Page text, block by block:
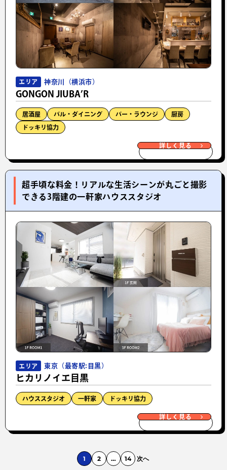
エリア 神奈川（横浜市）
GONGON JIUBA’R
居酒屋 バル・ダイニング バー・ラウンジ 厨房
ドッキリ協力
詳しく見る
超手頃な料金！リアルな生活シーンが丸ごと撮影
できる3階建の一軒家ハウススタジオ
エリア 東京（最寄駅:目黒）
ヒカリノイエ目黒
ハウススタジオ 一軒家 ドッキリ協力
詳しく見る
1 2 … 14 次へ